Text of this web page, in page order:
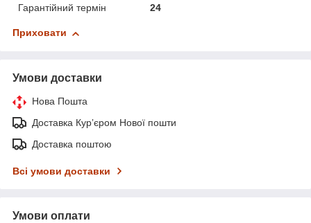
Гарантійний термін
24
Приховати
Умови доставки
Нова Пошта
Доставка Курʼєром Нової пошти
Доставка поштою
Всі умови доставки
Умови оплати